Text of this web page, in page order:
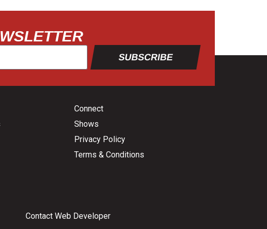
SUBSCRIBE
Connect
Shows
Privacy Policy
Terms & Conditions
Contact Web Developer